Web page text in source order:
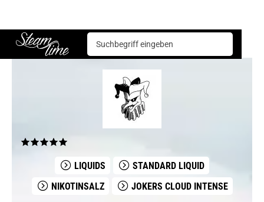
Steam time
Jokers Cloud Intense Jokers Cloud Intense Blueberry Cheesecake Liquid 10ml / 9mg
LIQUIDS
STANDARD LIQUID
NIKOTINSALZ
JOKERS CLOUD INTENSE